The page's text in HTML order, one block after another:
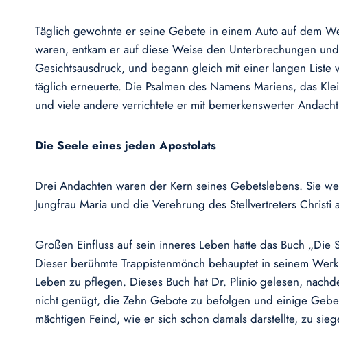
Täglich gewohnte er seine Gebete in einem Auto auf dem
waren, entkam er auf diese Weise den Unterbrechungen
Gesichtsausdruck, und begann gleich mit einer langen
täglich erneuerte. Die Psalmen des Namens Mariens, das
und viele andere verrichtete er mit bemerkenswerter
Die Seele eines jeden Apostolats
Drei Andachten waren der Kern seines Gebetslebens. Sie
Jungfrau Maria und die Verehrung des Stellvertreters Christi
Großen Einfluss auf sein inneres Leben hatte das Buch „Die
Dieser berühmte Trappistenmönch behauptet in seinem
Leben zu pflegen. Dieses Buch hat Dr. Plinio gelesen,
nicht genügt, die Zehn Gebote zu befolgen und einige
mächtigen Feind, wie er sich schon damals darstellte, zu